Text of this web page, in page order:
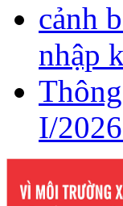
cảnh
nhập
I/2026